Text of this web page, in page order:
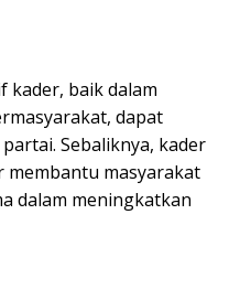
kader, baik dalam
dapat
Sebaliknya, kader
membantu masyarakat
dalam meningkatkan